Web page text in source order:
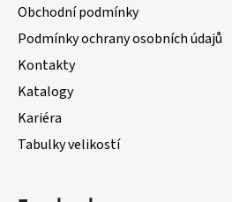
Obchodní podmínky
Podmínky ochrany osobních údajů
Kontakty
Katalogy
Kariéra
Tabulky velikostí